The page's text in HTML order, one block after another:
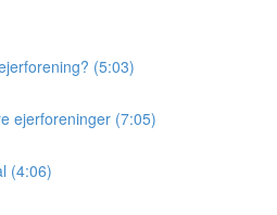
(5:03)
ejerforeninger (7:05)
(4:06)